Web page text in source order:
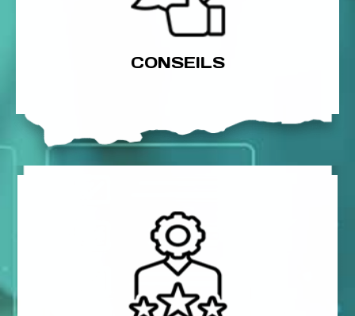
CONSEILS
CONSEILS
Sur une durée d’un an, AACT PREV vous conseille et
EXPERTISE
Faites confiance à notre expertise en évaluation
d’ambiance physique et lumineuse de travail.